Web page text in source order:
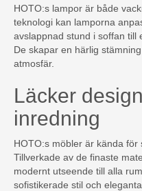
HOTO:s lampor är både
teknologi kan lamporna
avslappnad stund i soffan till
De skapar en härlig
atmosfär.
Läcker
inredning
HOTO:s möbler är kända för
Tillverkade av de finaste
modernt utseende till alla
sofistikerade stil och